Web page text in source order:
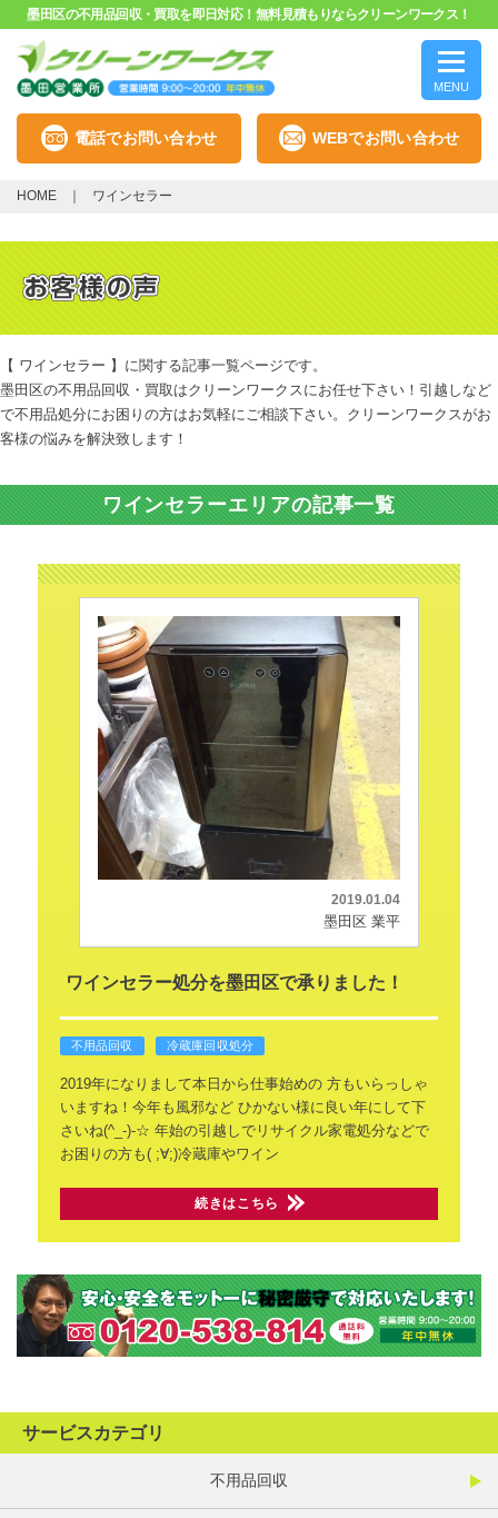
墨田区の不用品回収・買取を即日対応！無料見積もりならクリーンワークス！
MENU
電話でお問い合わせ WEBでお問い合わせ
HOME ワインセラー
【 ワインセラー 】に関する記事一覧ページです。
墨田区の不用品回収・買取はクリーンワークスにお任せ下さい！引越しなど
で不用品処分にお困りの方はお気軽にご相談下さい。クリーンワークスがお
客様の悩みを解決致します！
ワインセラーエリアの記事一覧
2019.01.04
墨田区 業平
ワインセラー処分を墨田区で承りました！
不用品回収 冷蔵庫回収処分
2019年になりまして本日から仕事始めの方もいらっしゃ
いますね！今年も風邪などひかない様に良い年にして下
さいね(^_-)-☆ 年始の引越しでリサイクル家電処分などで
お困りの方も( ;∀;)冷蔵庫やワイン
続きはこちら
サービスカテゴリ
不用品回収